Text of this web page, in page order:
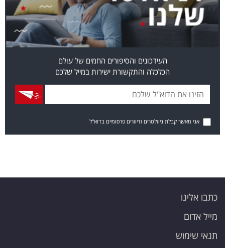
העידכונים והסיפורים החמים של עולם
הכלכלה והתקשורת ישירות במייל שלכם
אני מאשר קבלת ניוזלטרים ודיוורים פרסומיים בדוא"ל
כתבו אלינו
מייל אדום
תנאי שימוש